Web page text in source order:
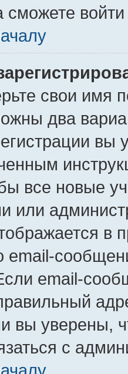
сможете
свои имя
два
вы
все новые
или
в
email-
email-
вы уверены,
с